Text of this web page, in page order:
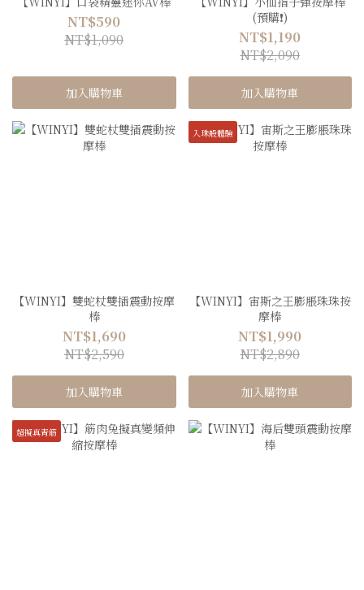
NT$590
NT$1,090
加入購物車
(預購❗️)
NT$1,190
NT$2,090
加入購物車
【WINYI】雙蛇杖雙插震動按摩
棒
NT$1,690
NT$2,590
加入購物車
入珠般體驗
【WINYI】宙斯之王膨脹珠珠按
摩棒
NT$1,990
NT$2,890
加入購物車
超擬真青筋